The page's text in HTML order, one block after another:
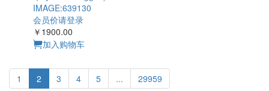
(Myc-DDK-tagged) - Mouse cDNA clone MGC:5947
IMAGE:3491358
会员价请登录
加入购物车